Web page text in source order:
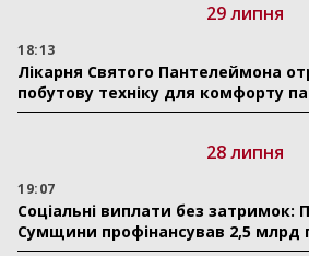
29 липня
18:13
Лікарня Святого Пантелеймона
побутову техніку для комфорту
28 липня
19:07
Соціальні виплати без затримок:
Сумщини профінансував 2,5 млрд